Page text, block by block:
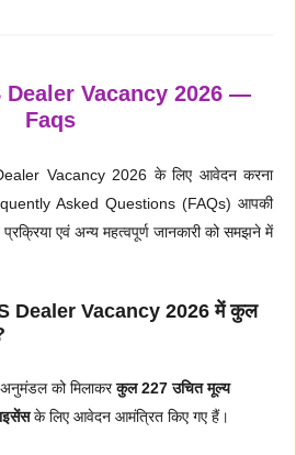
Dealer Vacancy 2026 —
Faqs
Vacancy 2026 के लिए आवेदन करना
Asked Questions (FAQs) आपकी
एवं अन्य महत्वपूर्ण जानकारी को समझने में
Dealer Vacancy 2026 में कुल
अनुमंडल को मिलाकरकुल 227 उचित मूल्य
के लिए आवेदन आमंत्रित किए गए हैं।